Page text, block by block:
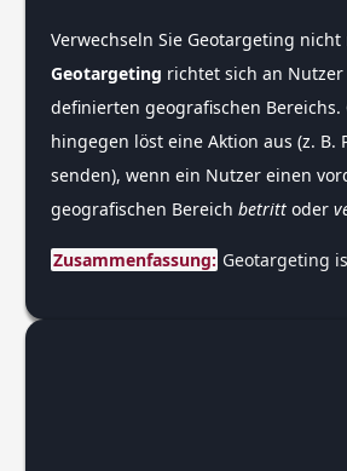
Verwechseln Sie Geotargeting
Geotargeting richtet sich an Nutzer
definierten geografischen Bereichs.
hingegen löst eine Aktion aus (z. B.
senden), wenn ein Nutzer einen
geografischen Bereich betritt oder
Zusammenfassung: Geotargeting